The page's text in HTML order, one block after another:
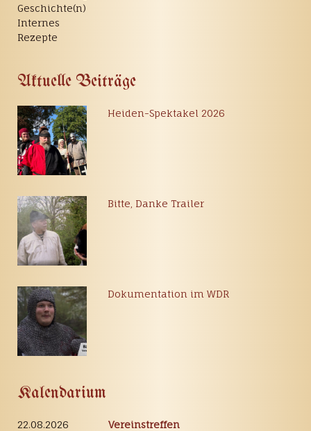
Geschichte(n)
Internes
Rezepte
Aktuelle Beiträge
Heiden-Spektakel 2026
Bitte, Danke Trailer
Dokumentation im WDR
Kalendarium
22.08.2026
Vereinstreffen